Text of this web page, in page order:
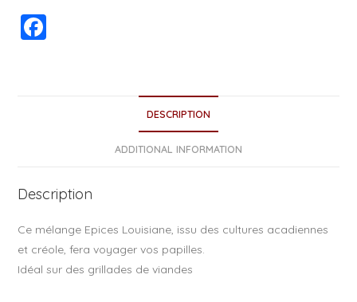
o
k
DESCRIPTION
ADDITIONAL INFORMATION
Description
Ce mélange Epices Louisiane, issu des cultures acadiennes
et créole, fera voyager vos papilles.
Idéal sur des grillades de viandes